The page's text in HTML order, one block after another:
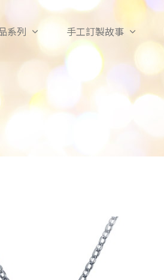
系列 手工訂製故事